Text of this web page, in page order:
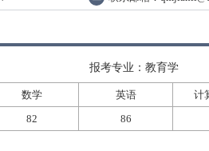
报考专业：教育学
数学 英语 计
82
86